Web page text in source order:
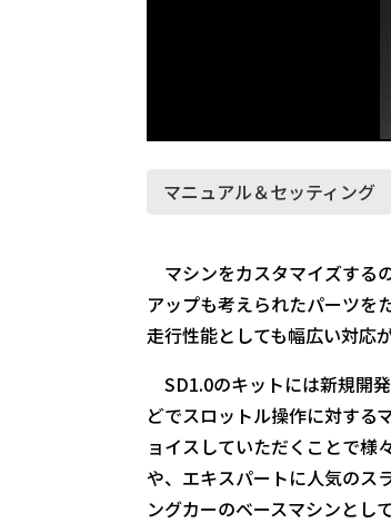
マニュアル＆セッティング
マシンをカスタマイズする
アップも考えられたパーツを
走行性能としても幅広い対応
SD1.0のキットには新規開
どでスロットル操作に対する
ョイスしていただくことで様
や、エキスパートに人気のス
ングカーのベースマシンとし